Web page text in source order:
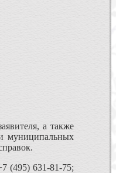
а также
муниципальных
(495) 631-81-75;